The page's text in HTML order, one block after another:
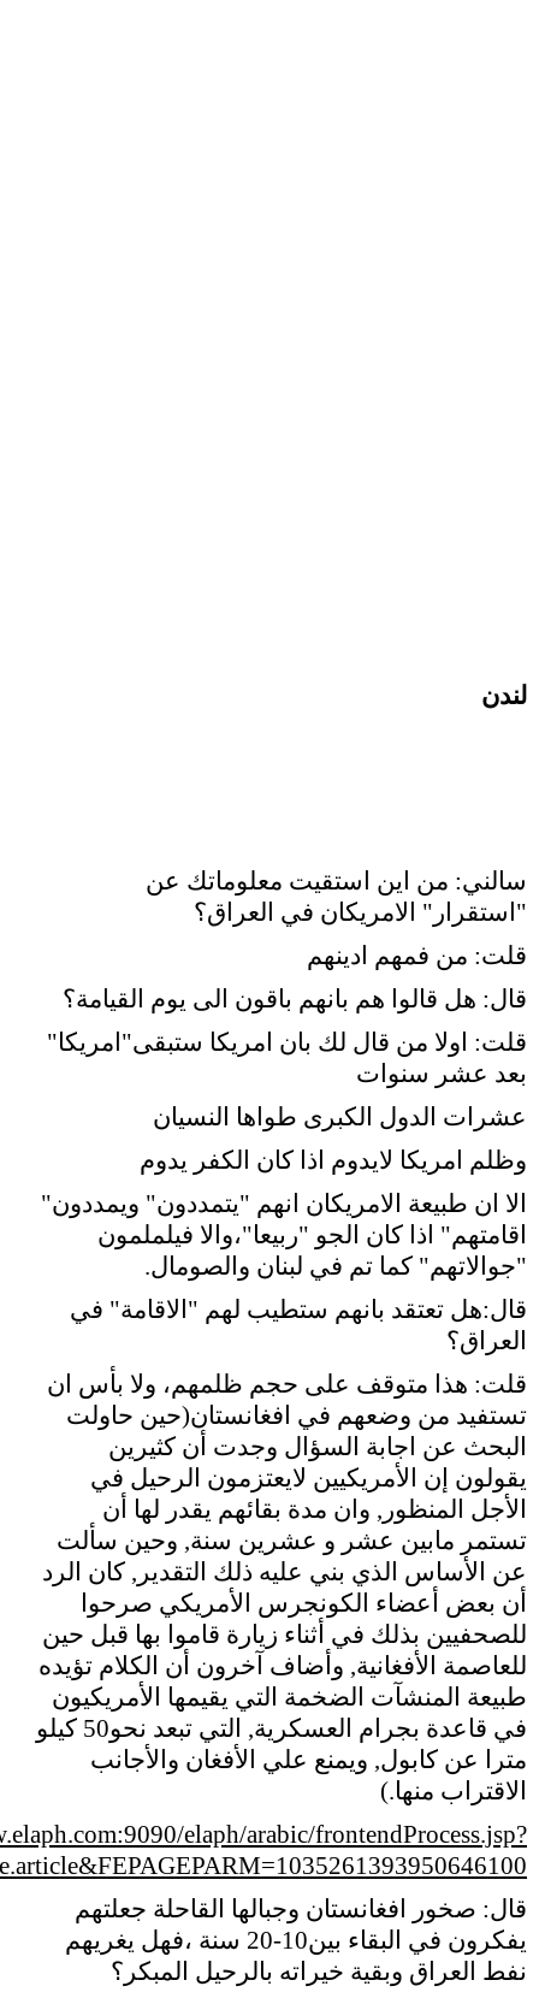
لندن
سالني: من اين استقيت معلوماتك عن
"استقرار" الامريكان في العراق؟
قلت: من فمهم ادينهم
قال: هل قالوا هم بانهم باقون الى يوم القيامة؟
قلت: اولا من قال لك بان امريكا ستبقى"امريكا"
بعد عشر سنوات
عشرات الدول الكبرى طواها النسيان
وظلم امريكا لايدوم اذا كان الكفر يدوم
الا ان طبيعة الامريكان انهم "يتمددون" ويمددون"
اقامتهم" اذا كان الجو "ربيعا"،والا فيلملمون
"جوالاتهم" كما تم في لبنان والصومال.
قال:هل تعتقد بانهم ستطيب لهم "الاقامة" في
العراق؟
قلت: هذا متوقف على حجم ظلمهم، ولا بأس ان
تستفيد من وضعهم في افغانستان(حين حاولت
البحث عن اجابة السؤال وجدت أن كثيرين
يقولون إن الأمريكيين لايعتزمون الرحيل في
الأجل المنظور‏,‏ وان مدة بقائهم يقدر لها أن
تستمر مابين عشر و عشرين سنة‏,‏ وحين سألت
عن الأساس الذي بني عليه ذلك التقدير‏,‏ كان الرد
أن بعض أعضاء الكونجرس الأمريكي صرحوا
للصحفيين بذلك في أثناء زيارة قاموا بها قبل حين
للعاصمة الأفغانية‏,‏ وأضاف آخرون أن الكلام تؤيده
طبيعة المنشآت الضخمة التي يقيمها الأمريكيون
في قاعدة بجرام العسكرية‏,‏ التي تبعد نحو‏50‏ كيلو
مترا عن كابول‏,‏ ويمنع علي الأفغان والأجانب
الاقتراب منها‏.‏)
elaph/arabic/frontendProcess.jsp?
قال: صخور افغانستان وجبالها القاحلة جعلتهم
يفكرون في البقاء بين10-20 سنة ،فهل يغريهم
نفط العراق وبقية خيراته بالرحيل المبكر؟